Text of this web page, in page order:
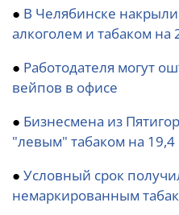
● В Челябинске
алкоголем и табаком на
● Работодателя могут
вейпов в офисе
● Бизнесмена из
"левым" табаком на
● Условный срок
немаркированным